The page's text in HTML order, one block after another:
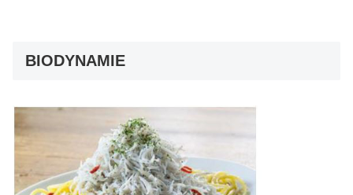
BIODYNAMIE